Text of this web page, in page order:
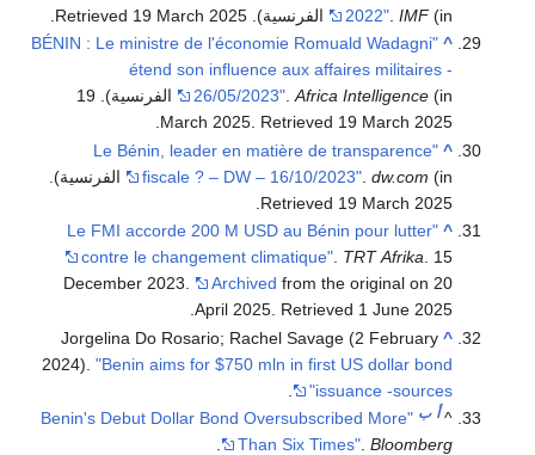
2022" .IMF(in الفرنسية) . Retrieved
19 March 2025
^
"BÉNIN : Le ministre de l'économie Romuald Wadagni
étend son influence aux affaires militaires -
26/05/2023".Africa Intelligence
(in الفرنسية). 19
March 2025. Retrieved 19 March 2025
.
^
"Le Bénin, leader en matière de transparence
fiscale ? – DW – 16/10/2023" .dw.com (in الفرنسية)
.
Retrieved 19 March 2025
^
"Le FMI accorde 200 M USD au Bénin pour lutter
contre le changement climatique" TRT Afrika . 15
December 2023.
Archived from the original on 20
April 2025 . Retrieved 1 June 2025
.
^
Jorgelina Do Rosario; Rachel Savage (2 February
2024)."Benin aims for $750 mln in first US dollar bond
issuance -sources"
^أ ب
"Benin's Debut Dollar Bond Oversubscribed More
Than Six Times" .Bloomberg